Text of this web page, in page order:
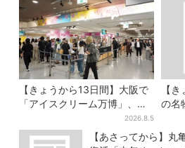
【きょうから13日間】大阪で
「アイスクリーム万博」、全
国34ブランド・100種超…初
登場の「チョコソフト」に行
2026.8.5
【
の名
ろ
【あさってから】